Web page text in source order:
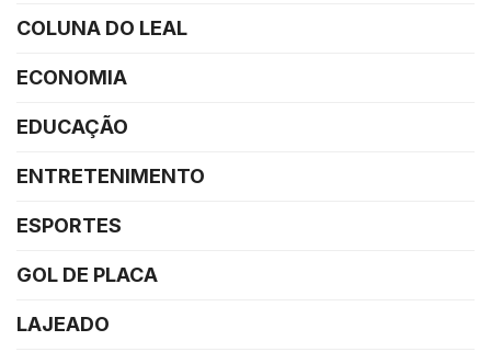
COLUNA DO LEAL
ECONOMIA
EDUCAÇÃO
ENTRETENIMENTO
ESPORTES
GOL DE PLACA
LAJEADO